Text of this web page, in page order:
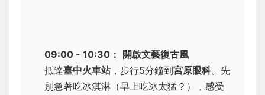
09:00 - 10:30： 開啟文藝復古風
抵達臺中火車站，步行5分鐘到宮原眼科。先
別急著吃冰淇淋（早上吃冰太猛？），感受